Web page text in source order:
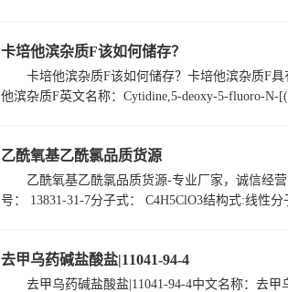
卡培他滨杂质F该如何储存？
卡培他滨杂质F该如何储存？卡培他滨杂质F
他滨杂质F英文名称：Cytidine,5-deoxy-5-fluoro-N-
乙酰氧基乙酰氯品质货源
乙酰氧基乙酰氯品质货源-专业厂家，诚信经
号： 13831-31-7分子式： C4H5ClO3结构式:线性
去甲乌药碱盐酸盐|11041-94-4
去甲乌药碱盐酸盐|11041-94-4中文名称：去